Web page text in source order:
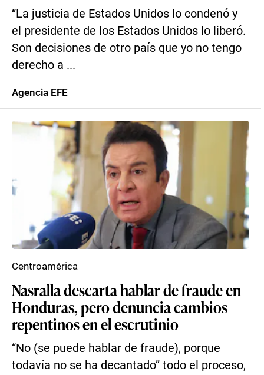
“La justicia de Estados Unidos lo condenó y
el presidente de los Estados Unidos lo liberó.
Son decisiones de otro país que yo no tengo
derecho a ...
Agencia EFE
Nasralla descarta hablar de fraude en
Honduras, pero denuncia cambios
repentinos en el escrutinio
“No (se puede hablar de fraude), porque
todavía no se ha decantado” todo el proceso,
Centroamérica